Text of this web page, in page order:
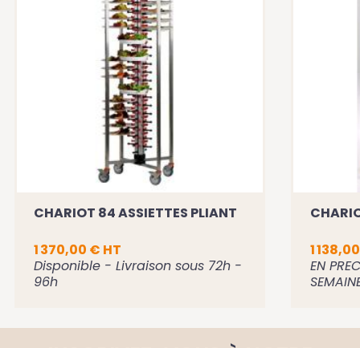
CHARIOT 84 ASSIETTES PLIANT
1 370,00 € HT
Disponible - Livraison sous 72h -
96h
1
EN